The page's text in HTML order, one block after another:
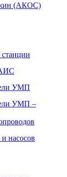
(АКОС)
АИС
УМП
УМП –
насосов